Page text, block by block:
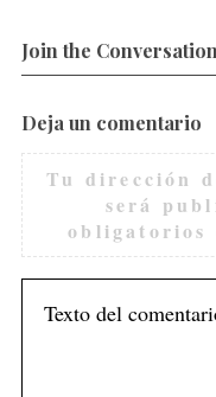
Join the
Deja un comentario
Tu dirección
será
obligatorios